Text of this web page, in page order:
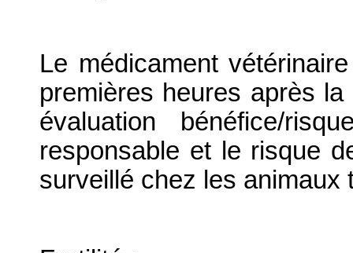
Le médicament
premières heures après
évaluation bénéfice/
responsable et le risque
surveillé chez les animaux